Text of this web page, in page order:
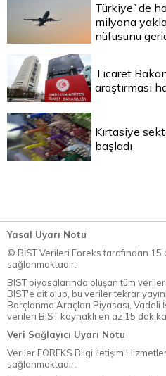
Türkiye`de
milyona
nüfusunu
Ticaret
araştırması
Kırtasiye
başladı
Yasal Uyarı Notu
© BİST Verileri Foreks tarafından 15
sağlanmaktadır.
BIST piyasalarında oluşan tüm
BIST'e ait olup, bu veriler tekrar
Borçlanma Araçları Piyasası, Vadeli
verileri BIST kaynaklı en az 15
Veri Sağlayıcı Uyarı Notu
Veriler FOREKS Bilgi İletişim
sağlanmaktadır.